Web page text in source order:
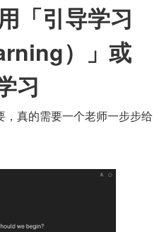
「引导学习
）」或
习
真的需要一个老师一步步给